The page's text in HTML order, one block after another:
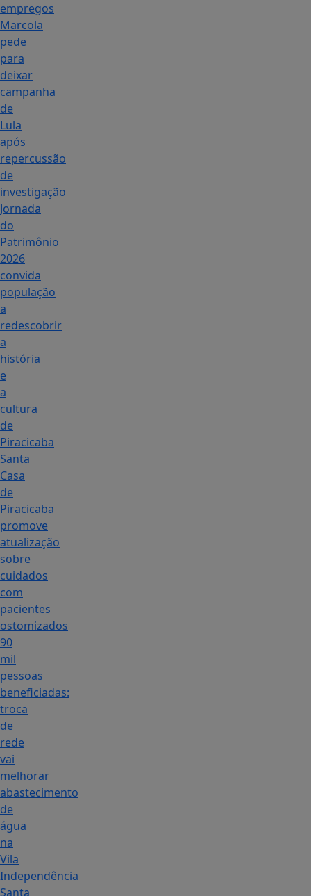
empregos
Marcola
pede
para
deixar
campanha
de
Lula
após
repercussão
de
investigação
Jornada
do
Patrimônio
2026
convida
população
a
redescobrir
a
história
e
a
cultura
de
Piracicaba
Santa
Casa
de
Piracicaba
promove
atualização
sobre
cuidados
com
pacientes
ostomizados
90
mil
pessoas
beneficiadas:
troca
de
rede
vai
melhorar
abastecimento
de
água
na
Vila
Independência
Santa